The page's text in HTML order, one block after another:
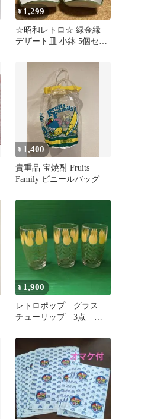
¥ 1,299
☆昭和レトロ☆ 緑金縁
デザート皿 小鉢 5個セッ
¥ 1,400
貴重品 宝焼酎 Fruits
Family ビニールバッグ
¥ 1,900
レトロポップ グラス
チューリップ 3点